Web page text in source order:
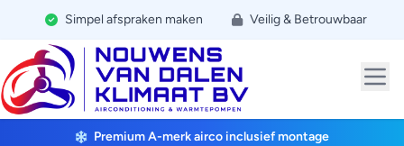
Simpel afspraken maken Veilig & Betrouwbaar
Premium A-merk airco inclusief montage